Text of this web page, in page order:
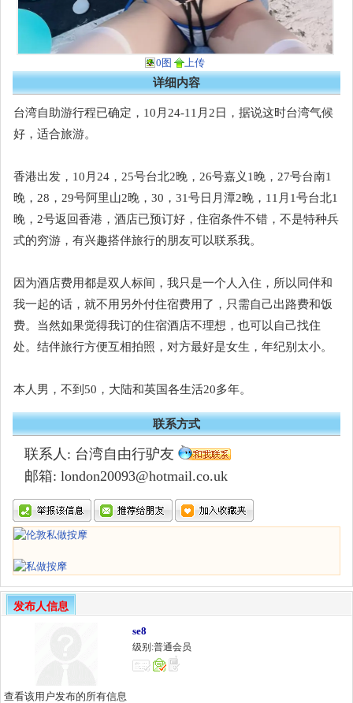
0图 上传
详细内容
台湾自助游行程已确定，10月24-11月2日，据说这时台湾气候
好，适合旅游。
香港出发，10月24，25号台北2晚，26号嘉义1晚，27号台南1
晚，28，29号阿里山2晚，30，31号日月潭2晚，11月1号台北1
晚，2号返回香港，酒店已预订好，住宿条件不错，不是特种兵
式的穷游，有兴趣搭伴旅行的朋友可以联系我。
因为酒店费用都是双人标间，我只是一个人入住，所以同伴和
我一起的话，就不用另外付住宿费用了，只需自己出路费和饭
费。当然如果觉得我订的住宿酒店不理想，也可以自己找住
处。结伴旅行方便互相拍照，对方最好是女生，年纪别太小。
本人男，不到50，大陆和英国各生活20多年。
联系方式
联系人: 台湾自由行驴友
邮箱: london20093@hotmail.co.uk
发布人信息
se8
级别:普通会员
查看该用户发布的所有信息